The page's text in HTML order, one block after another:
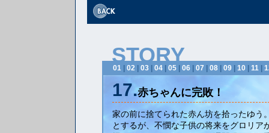
STORY
01 |02 |03 |04 |05 |06 |07 |08 |09 |10 |11 |
17.赤ちゃんに完敗！
家の前に捨てられた赤ん坊を拾ったゆう
とするが、不憫な子供の将来をグロリア